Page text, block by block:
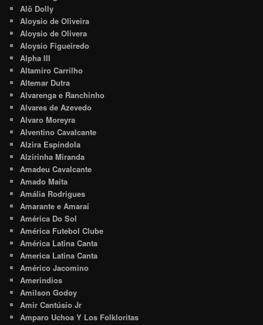
Alô Dolly
Aloysio de Oliveira
Aloysio de Olivera
Aloysio Figueiredo
Alpha III
Altamiro Carrilho
Altemar Dutra
Alvarenga e Ranchinho
Alvares de Azevedo
Alvaro Moreyra
Alventino Cavalcante
Alzira Espíndola
Alzirinha Miranda
Amadeu Cavalcante
Amado Maita
Amália Rodrigues
Amarante e Amaraí
América Do Sol
América Futebol Clube
América Latina Canta
America Latina Canta
Américo Jacomino
Amerindios
Amilson Godoy
Amir Cantúsio Jr
Amparo Uchoa Y Los Folkloritas